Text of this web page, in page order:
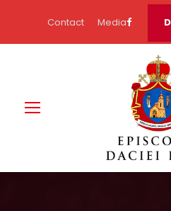
Contact Media